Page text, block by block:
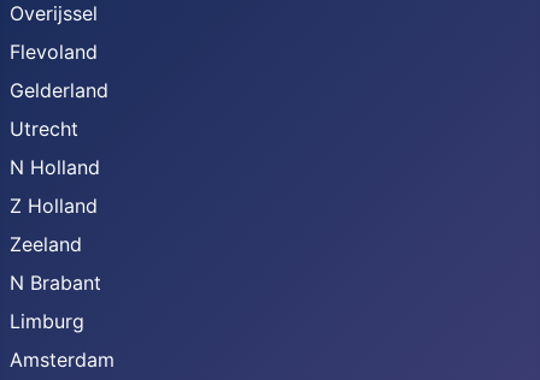
Overijssel
Flevoland
Gelderland
Utrecht
N Holland
Z Holland
Zeeland
N Brabant
Limburg
Amsterdam